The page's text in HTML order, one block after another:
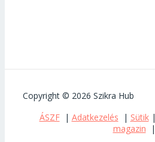
Copyright © 2026 Szikra Hub
ÁSZF| Adatkezelés | Sütik|
magazin |